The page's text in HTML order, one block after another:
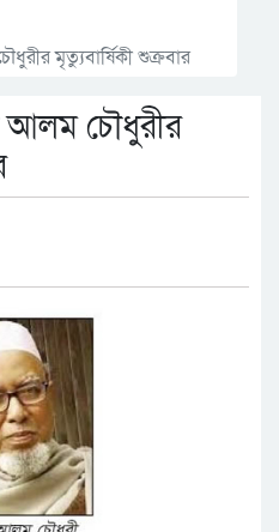
মৃত্যুবার্ষিকী শুক্রবার
আলম চৌধুরীর